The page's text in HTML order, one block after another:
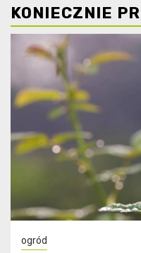
KONIECZNIE
ogród